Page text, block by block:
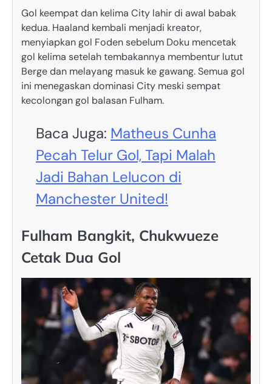
Gol keempat dan kelima City lahir di awal babak
kedua. Haaland kembali menjadi kreator,
menyiapkan gol Foden sebelum Doku mencetak
gol kelima setelah tembakannya membentur lutut
Berge dan melayang masuk ke gawang. Semua gol
ini menegaskan dominasi City meski sempat
kecolongan gol balasan Fulham.
Baca Juga: Matheus Cunha
Pecah Telur Gol, Tapi Malah
Jadi Bahan Lelucon di
Manchester United!
Fulham Bangkit, Chukwueze
Cetak Dua Gol